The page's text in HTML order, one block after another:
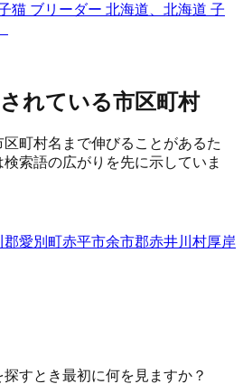
猫 ブリーダー 北海道、北海道 子
れている市区町村
町村名まで伸びることがあるた
索語の広がりを先に示していま
郡愛別町赤平市余市郡赤井川村厚岸
すとき最初に何を見ますか？